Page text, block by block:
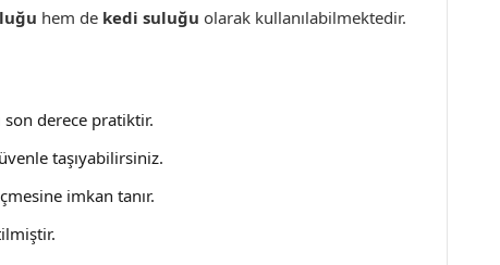
hem de kedi suluğu olarak kullanılabilmektedir.
derece pratiktir.
taşıyabilirsiniz.
imkan tanır.